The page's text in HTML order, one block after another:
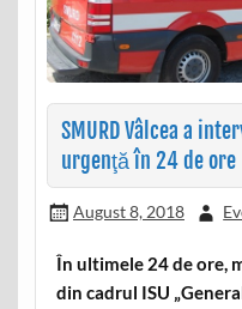
SMURD Vâlcea a
urgenţă în 24 de ore
August 8, 2018
În ultimele 24 de ore,
din cadrul ISU